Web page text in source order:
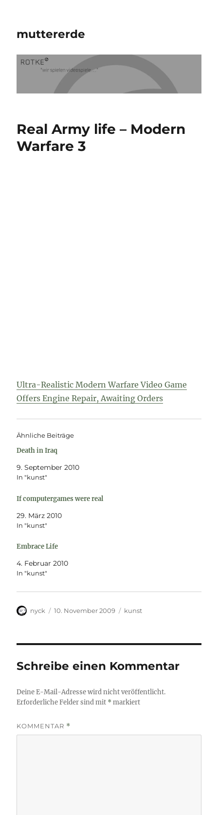
muttererde
Real Army life – Modern
Warfare 3
Ultra-Realistic Modern Warfare Video Game
Offers Engine Repair, Awaiting Orders
Ähnliche Beiträge
Death in Iraq
9. September 2010
In "kunst"
If computergames were real
29. März 2010
In "kunst"
Embrace Life
4. Februar 2010
In "kunst"
Autor
nyck
Veröffentlicht
10. November 2009 Kategorien
kunst
Schreibe einen Kommentar
Deine E-Mail-Adresse wird nicht veröffentlicht.
Erforderliche Felder sind mit *markiert
KOMMENTAR *